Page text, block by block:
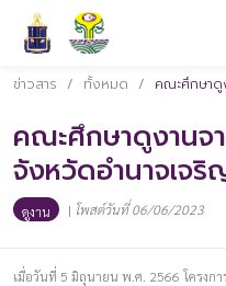
ข่าวสาร / ทั้งหมด / คณะศึกษาดู
คณะศึกษาดูงานจ
จังหวัดอำนาจเจริ
ดูงาน | โพสต์วันที่ 06/06/2023
เมื่อวันที่ 5 มิถุนายน พ.ศ. 2566 โครง